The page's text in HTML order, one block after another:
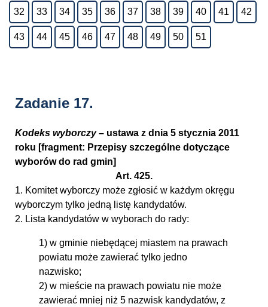
32 33 34 35 36 37 38 39 40 41 42
43 44 45 46 47 48 49 50 51
Zadanie 17.
Kodeks wyborczy– ustawa z dnia 5 stycznia 2011
roku [fragment: Przepisy szczególne dotyczące
wyborów do rad gmin]
Art. 425.
1. Komitet wyborczy może zgłosić w każdym okręgu
wyborczym tylko jedną listę kandydatów.
2. Lista kandydatów w wyborach do rady:
1) w gminie niebędącej miastem na prawach
powiatu może zawierać tylko jedno
nazwisko;
2) w mieście na prawach powiatu nie może
zawierać mniej niż 5 nazwisk kandydatów, z